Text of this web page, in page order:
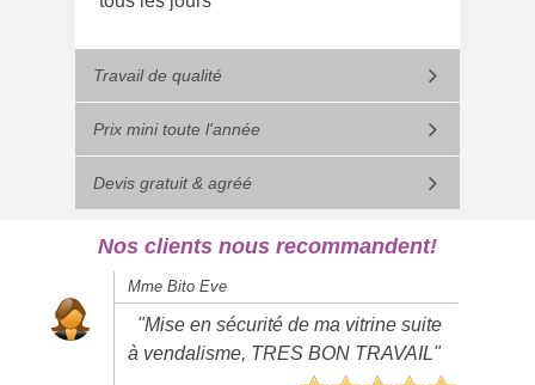
Travail de qualité
Prix mini toute l'année
Devis gratuit & agréé
Nos clients nous recommandent!
Mme Bito Eve
"Mise en sécurité de ma vitrine suite
à vendalisme, TRES BON TRAVAIL"